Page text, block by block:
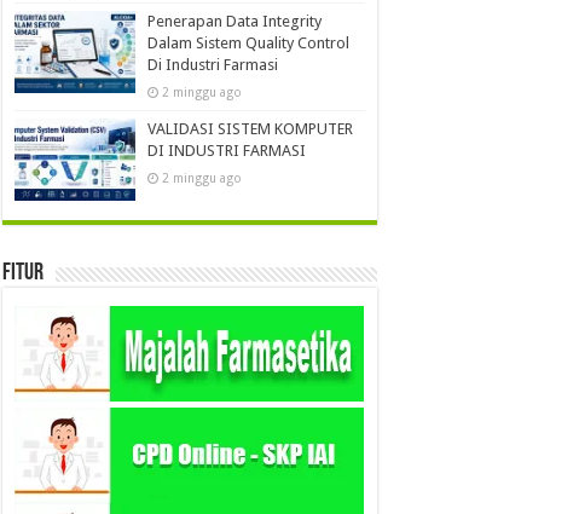
Penerapan Data Integrity
Dalam Sistem Quality Control
Di Industri Farmasi
2 minggu ago
VALIDASI SISTEM KOMPUTER
DI INDUSTRI FARMASI
2 minggu ago
Fitur